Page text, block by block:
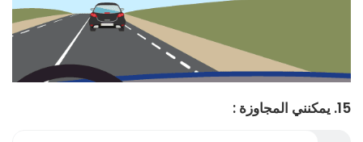
15. يمكنني المجاوزة :